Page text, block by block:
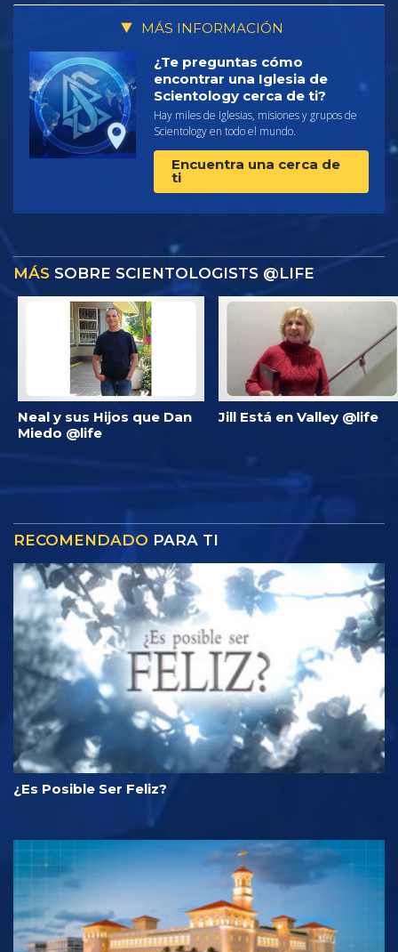
MÁS INFORMACIÓN
¿Te preguntas cómo
encontrar una Iglesia de
Scientology cerca de ti?
Hay miles de Iglesias, misiones y grupos de
Scientology en todo el mundo.
Encuentra una cerca de
ti
MÁS SOBRE SCIENTOLOGISTS @LIFE
Neal y sus Hijos que Dan
Miedo @life
Jill Está en Valley @life
RECOMENDADO PARA TI
¿Es Posible Ser Feliz?